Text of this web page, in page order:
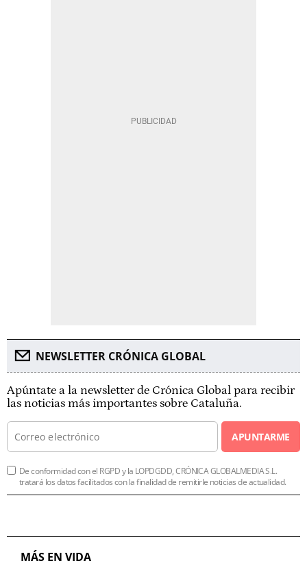
NEWSLETTER CRÓNICA GLOBAL
Apúntate a la newsletter de Crónica Global para recibir
las noticias más importantes sobre Cataluña.
APUNTARME
De conformidad con el RGPD y la LOPDGDD, CRÓNICA GLOBALMEDIA S.L.
tratará los datos facilitados con la finalidad de remitirle noticias de actualidad.
MÁS EN VIDA